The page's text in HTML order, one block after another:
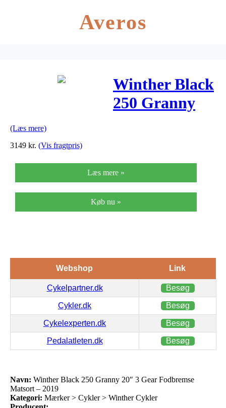
Averos
Winther Black
250 Granny
Matsort –
2019
(Læs mere)
3149 kr. (Vis fragtpris)
Læs mere »
Køb nu »
Webshop Link
Cykelpartner.dk Besøg
Cykler.dk Besøg
Cykelexperten.dk Besøg
Pedalatleten.dk Besøg
Navn: Winther Black 250 Granny 20″ 3 Gear Fodbremse
Matsort – 2019
Kategori: Mærker > Cykler > Winther Cykler